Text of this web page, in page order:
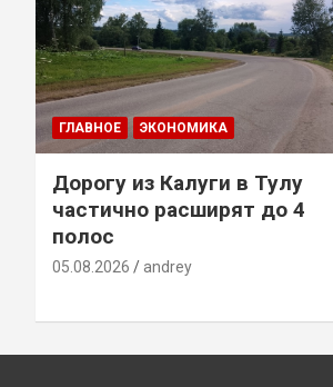
ГЛАВНОЕ ЭКОНОМИКА
Дорогу из Калуги в Тулу
частично расширят до 4
полос
05.08.2026 andrey